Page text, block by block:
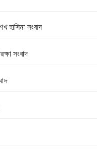
হাসিনা সংবাদ
সংবাদ